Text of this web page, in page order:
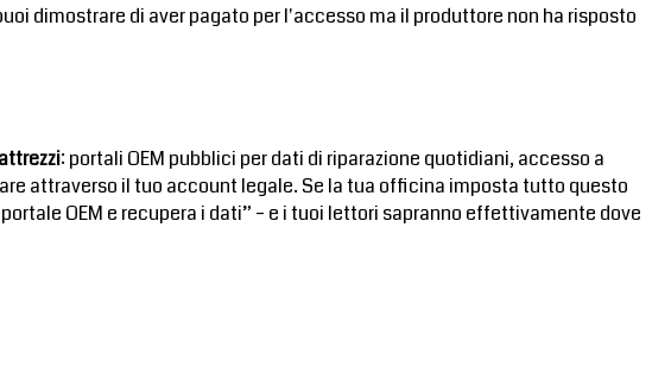
dimostrare di aver pagato per l'accesso ma il produttore non ha risposto
: portali OEM pubblici per dati di riparazione quotidiani, accesso a
attraverso il tuo account legale. Se la tua officina imposta tutto questo
OEM e recupera i dati” – e i tuoi lettori sapranno effettivamente dove